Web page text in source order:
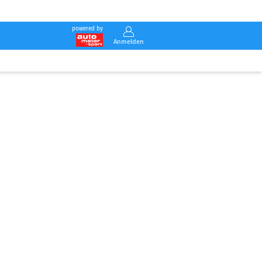
powered by
Anmelden